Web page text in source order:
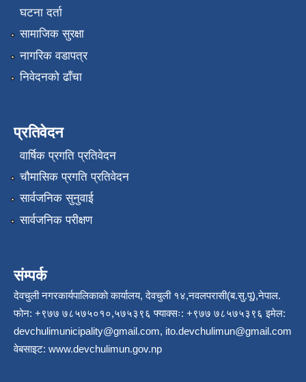
घटना दर्ता
सामाजिक सुरक्षा
नागरिक वडापत्र
निवेदनको ढाँचा
प्रतिवेदन
वार्षिक प्रगति प्रतिवेदन
चौमासिक प्रगति प्रतिवेदन
सार्वजनिक सुनुवाई
सार्वजनिक परीक्षण
संम्पर्क
देवचुली नगरकार्यपालिकाकाे कार्यालय, देवचुली १४,नवलपरासी(ब.सु.पू),नेपाल.
फोन: +९७७ ७८५७५०१०,५७५३९६ फ्याक्सः: +९७७ ७८५७५३९६ इमेल:
devchulimunicipality@gmail.com, ito.devchulimun@gmail.com
वेबसाइट: www.devchulimun.gov.np